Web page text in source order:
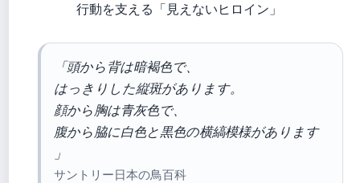
行動を支える「見えないヒロイン」
「頭から背は暗褐色で、
はっきりした縦斑があります。
顔から胸は青灰色で、
腹から脇に白色と黒色の横縞模様があります
」
サントリー日本の鳥百科